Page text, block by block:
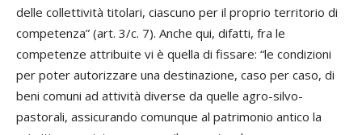
delle collettività titolari, ciascuno per il proprio territorio di
competenza” (art. 3/c. 7). Anche qui, difatti, fra le
competenze attribuite vi è quella di fissare: “le condizioni
per poter autorizzare una destinazione, caso per caso, di
beni comuni ad attività diverse da quelle agro-silvo-
pastorali, assicurando comunque al patrimonio antico la